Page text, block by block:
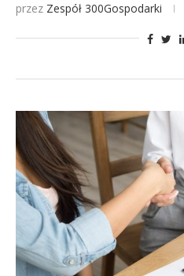
przez Zespół 300Gospodarki